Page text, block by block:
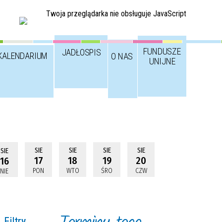
Twoja przeglądarka nie obsługuje JavaScript
JADŁOSPIS O NAS
FUNDUSZE
UNIJNE
SIE
16
NIE
SIE
17
PON
SIE
18
WTO
SIE
19
ŚRO
SIE
20
CZW